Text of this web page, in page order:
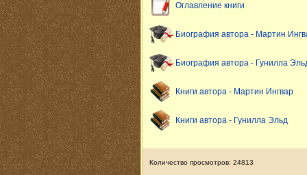
Оглавление книги
Биография автора - Мартин
Биография автора - Гунилла
Книги автора - Мартин Ингвар
Книги автора - Гунилла Эльд
Количество просмотров: 24813